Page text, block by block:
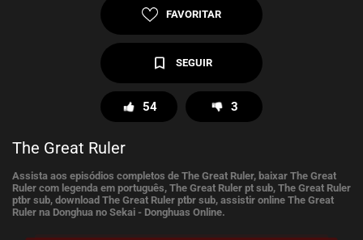
FAVORITAR
SEGUIR
54 3
The Great Ruler
Assista aos episódios completos de The Great Ruler, baixar The Great
Ruler com legenda em português, The Great Ruler pt sub, The Great Ruler
ptbr sub, download The Great Ruler ptbr sub, assistir online The Great
Ruler na Donghua no Sekai - Donghuas Online.